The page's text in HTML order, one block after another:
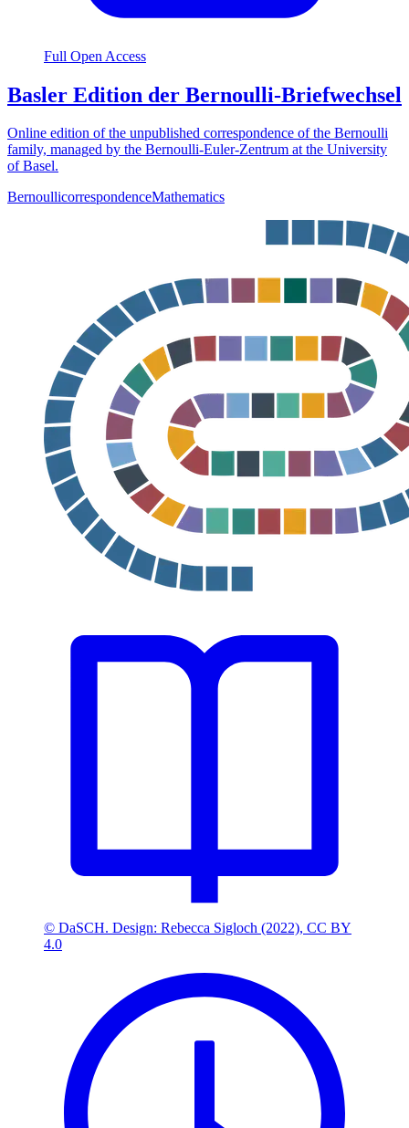
Full Open Access
Basler Edition der Bernoulli-Briefwechsel
Online edition of the unpublished correspondence of the Bernoulli
family, managed by the Bernoulli-Euler-Zentrum at the University
of Basel.
BernoullicorrespondenceMathematics
© DaSCH. Design: Rebecca Sigloch (2022), CC BY
4.0